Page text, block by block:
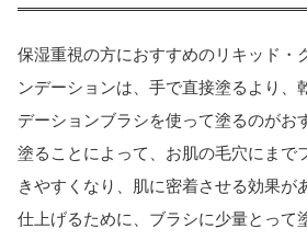
保湿重視の方におすすめのリキッド・
ンデーションは、手で直接塗るより、
デーションブラシを使って塗るのがお
塗ることによって、お肌の毛穴にまで
きやすくなり、肌に密着させる効果が
仕上げるために、ブラシに少量とって